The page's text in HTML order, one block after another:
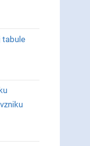
tabule